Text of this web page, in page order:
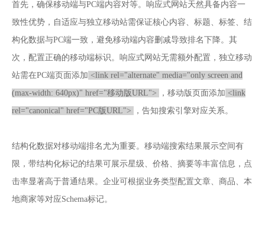
首先，确保移动端与PC端内容对等。响应式网站天然具备内容一
致性优势，自适应与独立移动站需保证核心内容、标题、标签、结
构化数据与PC端一致，避免移动端内容删减导致排名下降。其
次，配置正确的移动端标识。响应式网站无需额外配置，独立移动
站需在PC端页面添加 <link rel="alternate" media="only screen and
(max-width: 640px)" href="移动版URL">
，移动版页面添加 <link
rel="canonical" href="PC版URL">
，告知搜索引擎对应关系。
结构化数据对移动端排名尤为重要。移动端搜索结果展示空间有
限，带结构化标记的结果可展示星级、价格、摘要等丰富信息，点
击率显著高于普通结果。企业可根据业务类型配置文章、商品、本
地商家等对应Schema标记。